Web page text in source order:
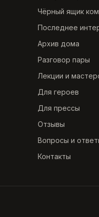
Чёрный ящик
Последнее
Архив дома
Разговор пары
Лекции и
Для героев
Для прессы
Отзывы
Вопросы и
Контакты